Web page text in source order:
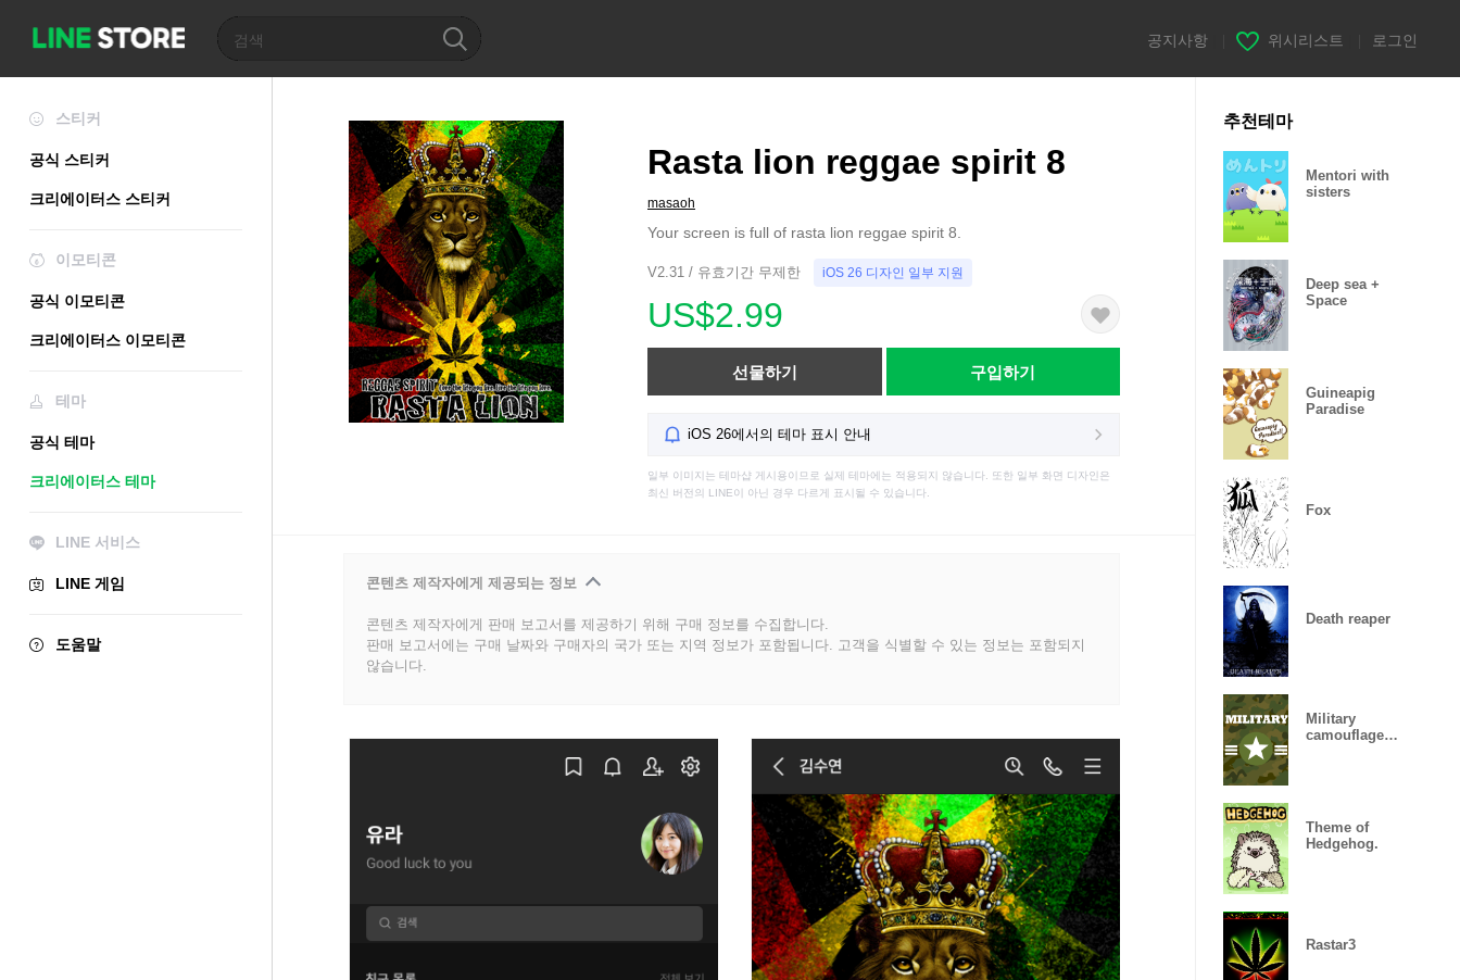
공지사항 위시리스트 로그인
스티커
공식 스티커
크리에이터스 스티커
이모티콘
공식 이모티콘
크리에이터스 이모티콘
테마
공식 테마
크리에이터스 테마
LINE 서비스
LINE 게임
도움말
Rasta lion reggae spirit 8
masaoh
Your screen is full of rasta lion reggae spirit 8.
V2.31 / 유효기간 무제한 iOS 26 디자인 일부 지원
US$2.99
선물하기 구입하기
iOS 26에서의 테마 표시 안내
일부 이미지는 테마샵 게시용이므로 실제 테마에는 적용되지 않습니다. 또한 일부 화면 디자인은
최신 버전의 LINE이 아닌 경우 다르게 표시될 수 있습니다.
콘텐츠 제작자에게 제공되는 정보
콘텐츠 제작자에게 판매 보고서를 제공하기 위해 구매 정보를 수집합니다.
판매 보고서에는 구매 날짜와 구매자의 국가 또는 지역 정보가 포함됩니다. 고객을 식별할 수 있는 정보는 포함되지
않습니다.
추천테마
Mentori with
sisters
Deep sea +
Space
Guineapig
Paradise
Fox
Death reaper
Military
camouflage
Theme of
Hedgehog.
Rastar3